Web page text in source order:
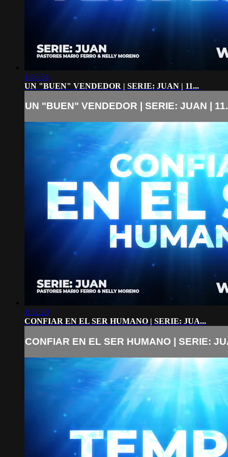
1:43:54
UN "BUEN" VENDEDOR | SERIE: JUAN | 11...
UN "BUEN" VENDEDOR | SERIE: JUAN |
1:32:20
CONFIAR EN EL SER HUMANO | SERIE: JUA...
CONFIAR EN EL SER HUMANO | SERIE: